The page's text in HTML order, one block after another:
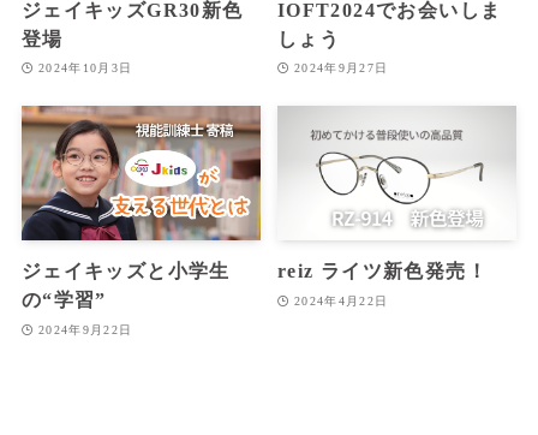
ジェイキッズGR30新色
登場
2024年10月3日
IOFT2024でお会いしま
しょう
2024年9月27日
ジェイキッズと小学生
の“学習”
2024年9月22日
reiz ライツ新色発売！
2024年4月22日